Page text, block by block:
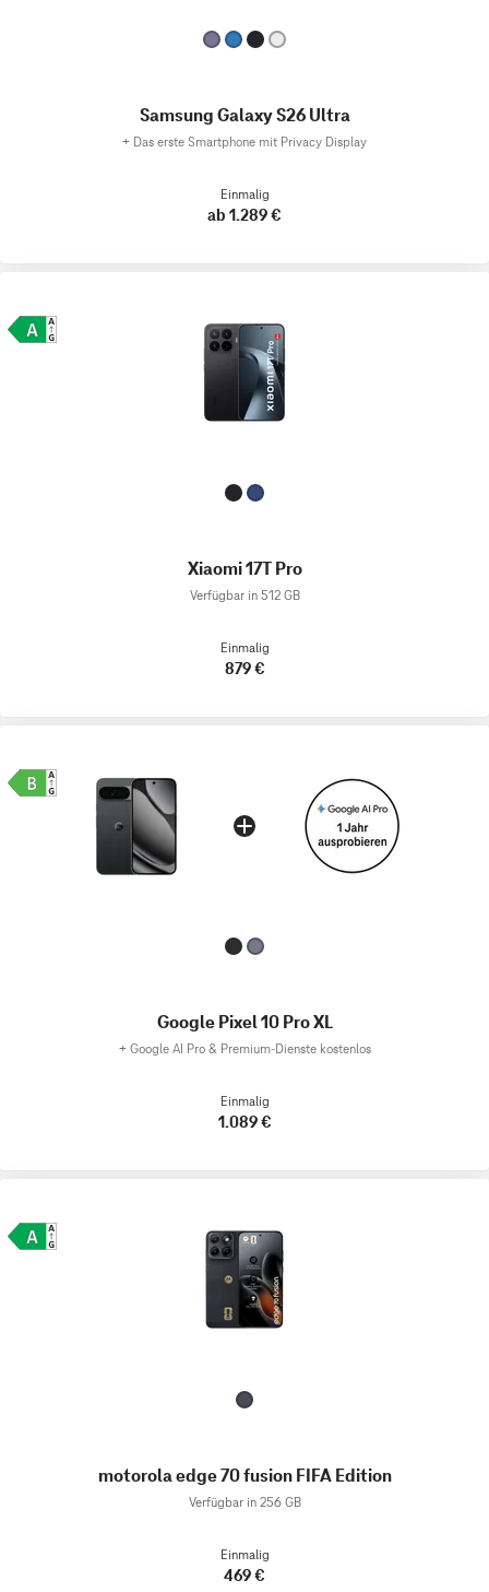
Samsung Galaxy S26 Ultra
+ Das erste Smartphone mit Privacy Display
Einmalig
ab 1.289 €
Xiaomi 17T Pro
Verfügbar in 512 GB
Einmalig
879 €
Google Pixel 10 Pro XL
+ Google AI Pro & Premium-Dienste kostenlos
Einmalig
1.089 €
motorola edge 70 fusion FIFA Edition
Verfügbar in 256 GB
Einmalig
469 €